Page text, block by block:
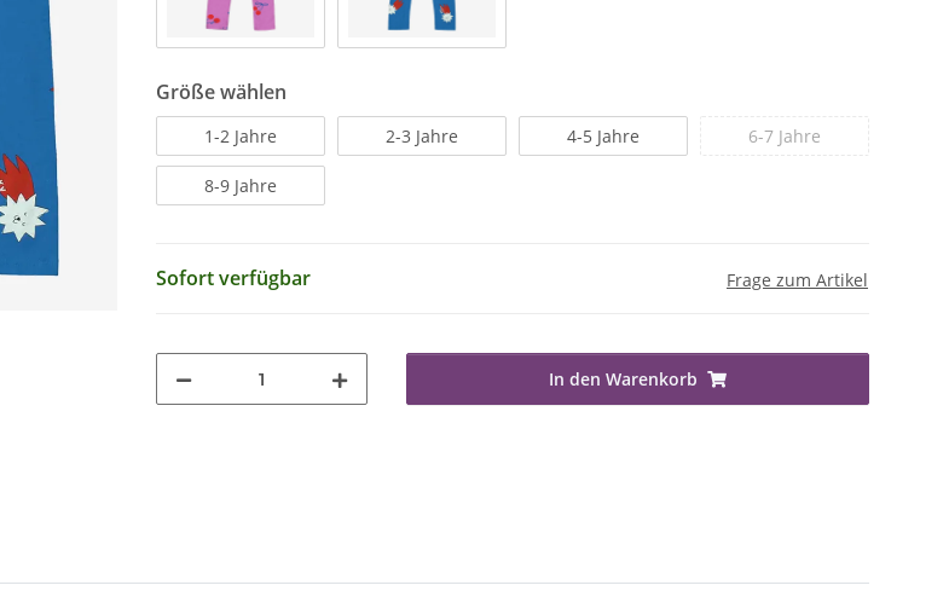
Größe wählen
1-2 Jahre 2-3 Jahre 4-5 Jahre 6-7 Jahre
8-9 Jahre
Sofort verfügbar Frage zum Artikel
In den Warenkorb